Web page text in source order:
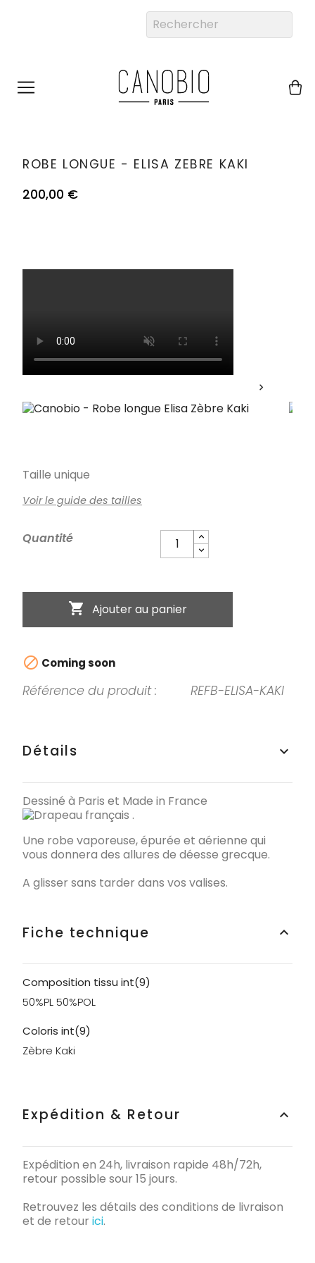
ROBE LONGUE - ELISA ZEBRE KAKI
200,00 €
keyboard_arrow_right
Taille unique
Voir le guide des tailles
Quantité
 Ajouter au panier
 Coming soon
Référence du produit : REFB-ELISA-KAKI
Détails keyboard_arrow_up
Dessiné à Paris et Made in France
.
Une robe vaporeuse, épurée et aérienne qui
vous donnera des allures de déesse grecque.
A glisser sans tarder dans vos valises.
Fiche technique keyboard_arrow_up
Composition tissu int(9)
50%PL 50%POL
Coloris int(9)
Zèbre Kaki
Expédition & Retour keyboard_arrow_up
Expédition en 24h, livraison rapide 48h/72h,
retour possible sour 15 jours.
Retrouvez les détails des conditions de livraison
et de retour ici.